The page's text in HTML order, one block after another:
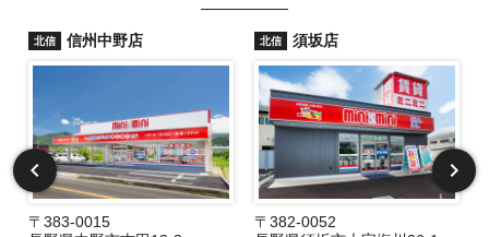
北信 信州中野店
〒383-0015
北信 須坂店
〒382-0052